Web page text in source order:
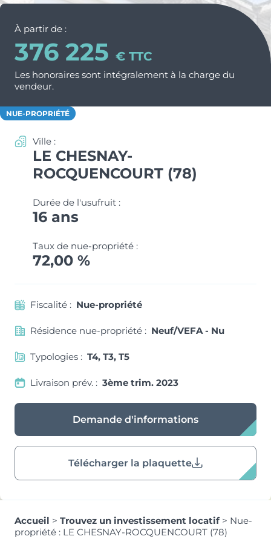
Déficit Foncier
LLI
Nos métiers et nos valeurs
Chiffres clés de l’entreprise
Politique RH
Recrutement
CONTACT
ESPACE PARTENAIRES
À partir de :
376 225 € TTC
Les honoraires sont intégralement à la charge du
vendeur.
NUE-PROPRIÉTÉ
Ville :
LE CHESNAY-
ROCQUENCOURT (78)
Durée de l'usufruit :
16 ans
Taux de nue-propriété :
72,00 %
Fiscalité : Nue-propriété
Résidence nue-propriété : Neuf/VEFA - Nu
Typologies : T4, T3, T5
Livraison prév. : 3ème trim. 2023
Demande d'informations
Télécharger la plaquette
Accueil > Trouvez un investissement locatif > Nue-
propriété : LE CHESNAY-ROCQUENCOURT (78)